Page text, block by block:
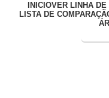
INICIOVER LINHA DE
LISTA DE